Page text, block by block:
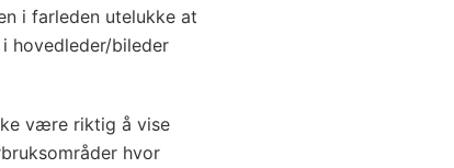
i farleden utelukke at
hovedleder/bileder
være riktig å vise
hvor